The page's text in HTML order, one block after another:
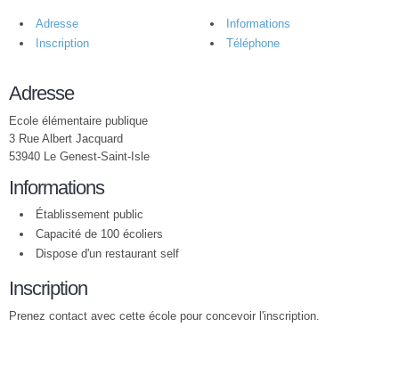
Adresse
Informations
Inscription
Téléphone
Adresse
Ecole élémentaire publique
3 Rue Albert Jacquard
53940 Le Genest-Saint-Isle
Informations
Établissement public
Capacité de 100 écoliers
Dispose d'un restaurant self
Inscription
Prenez contact avec cette école pour concevoir l'inscription.